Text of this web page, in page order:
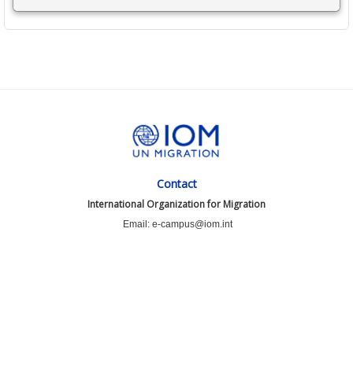
Contact
International Organization for Migration
Email: e-campus@iom.int